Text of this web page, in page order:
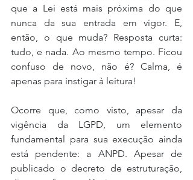
que a Lei está mais próxima do que
nunca da sua entrada em vigor. E,
então, o que muda? Resposta curta:
tudo, e nada. Ao mesmo tempo. Ficou
confuso de novo, não é? Calma, é
apenas para instigar à leitura!
Ocorre que, como visto, apesar da
vigência da LGPD, um elemento
fundamental para sua execução ainda
está pendente: a ANPD. Apesar de
publicado o decreto de estruturação,